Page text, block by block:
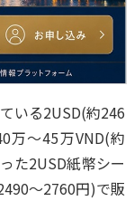
いる2USD(約246
万～45万VND(約
た2USD紙幣シー
～2760円)で販